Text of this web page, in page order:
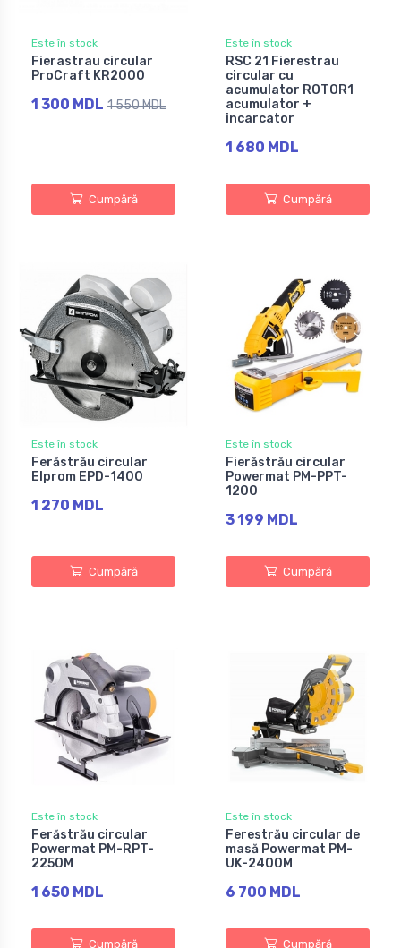
Este în stock
Fierastrau circular
ProCraft KR2000
1 300 MDL 1 550 MDL
Cumpără
Este în stock
RSC 21 Fierestrau
circular cu
acumulator ROTOR1
acumulator +
incarcator
1 680 MDL
Cumpără
Este în stock
Ferăstrău circular
Elprom EPD-1400
1 270 MDL
Cumpără
Este în stock
Fierăstrău circular
Powermat PM-PPT-
1200
3 199 MDL
Cumpără
Este în stock
Ferăstrău circular
Powermat PM-RPT-
2250M
1 650 MDL
Cumpără
Este în stock
Ferestrău circular de
masă Powermat PM-
UK-2400M
6 700 MDL
Cumpără